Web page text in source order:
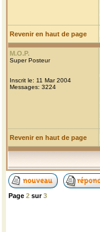
Revenir en haut de page
M.O.P.
Super Posteur
Inscrit le: 11 Mar 2004
Messages: 3224
Revenir en haut de page
Page 2 sur3